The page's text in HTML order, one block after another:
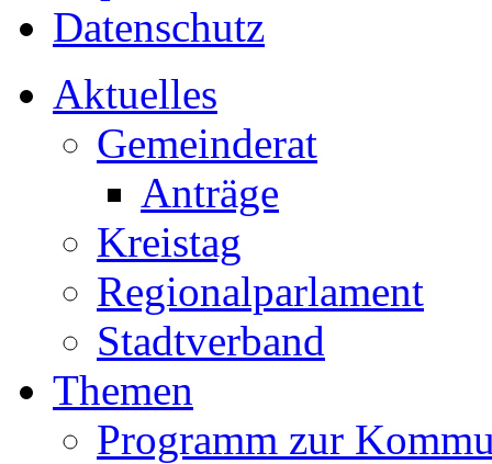
Datenschutz
Aktuelles
Gemeinderat
Anträge
Kreistag
Regionalparlament
Stadtverband
Themen
Programm zur